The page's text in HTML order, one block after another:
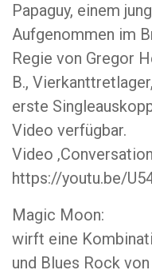
Papaguy, einem
Aufgenommen im
Regie von Gregor
B.,
erste
Video verfügbar.
Video
https://youtu.be/
Magic Moon:
wirft eine
und Blues Rock